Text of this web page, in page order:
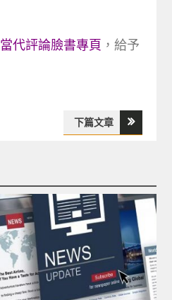
當代評論臉書專頁 ，給予
下篇文章